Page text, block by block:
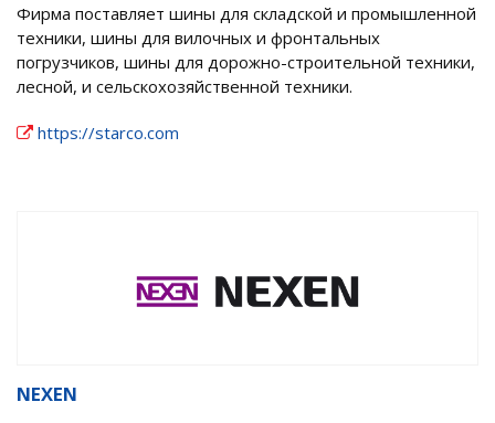
Фирма поставляет шины для складской и промышленной
техники, шины для вилочных и фронтальных
погрузчиков, шины для дорожно-строительной техники,
лесной, и сельскохозяйственной техники.
https://starco.com
NEXEN